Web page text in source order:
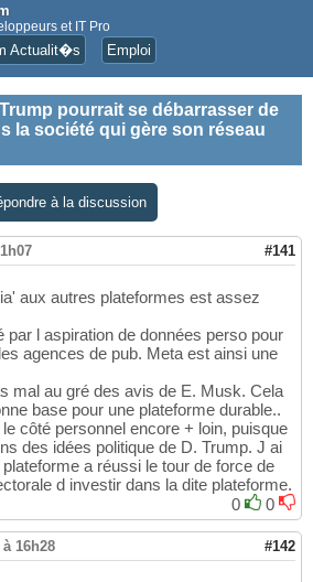
et IT Pro
Actualit�s Emploi
pourrait se débarrasser de
la société qui gère son réseau
à la discussion
#141
aux autres plateformes est assez
par l aspiration de données perso pour
agences de pub. Meta est ainsi une
mal au gré des avis de E. Musk. Cela
base pour une plateforme durable..
côté personnel encore + loin, puisque
des idées politique de D. Trump. J ai
a réussi le tour de force de
d investir dans la dite plateforme.
0
0
à 16h28 #142